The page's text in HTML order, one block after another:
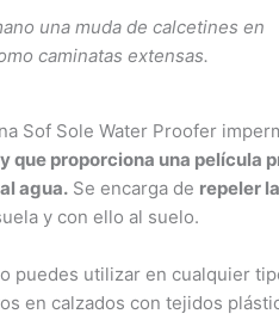
una muda de calcetines en
caminatas extensas.
Sof Sole Water Proofer
que proporciona una película
agua. Se encarga de repeler
y con ello al suelo.
puedes utilizar en cualquier
en calzados con tejidos